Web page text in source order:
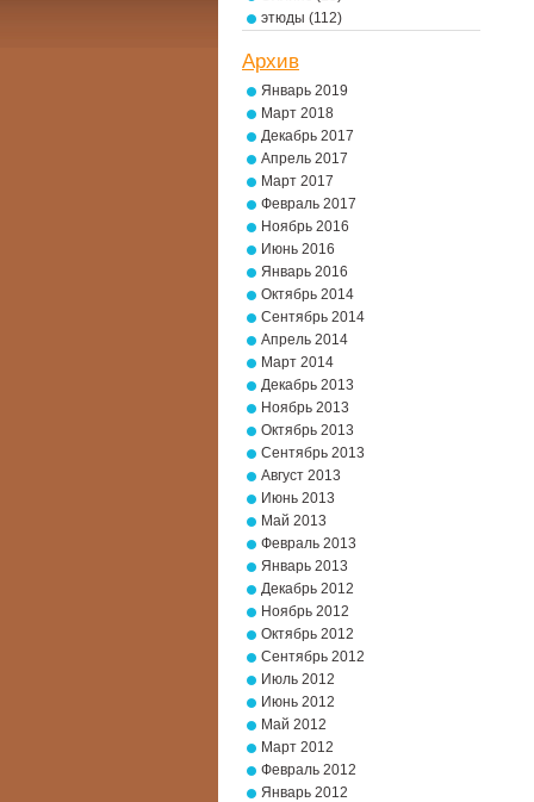
этюды (112)
Архив
Январь 2019
Март 2018
Декабрь 2017
Апрель 2017
Март 2017
Февраль 2017
Ноябрь 2016
Июнь 2016
Январь 2016
Октябрь 2014
Сентябрь 2014
Апрель 2014
Март 2014
Декабрь 2013
Ноябрь 2013
Октябрь 2013
Сентябрь 2013
Август 2013
Июнь 2013
Май 2013
Февраль 2013
Январь 2013
Декабрь 2012
Ноябрь 2012
Октябрь 2012
Сентябрь 2012
Июль 2012
Июнь 2012
Май 2012
Март 2012
Февраль 2012
Январь 2012